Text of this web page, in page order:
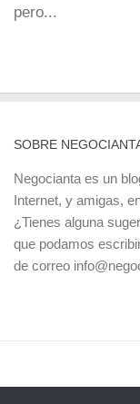
pero...
SOBRE
Negocianta es un
Internet, y amigas,
¿Tienes alguna
que podamos
de correo